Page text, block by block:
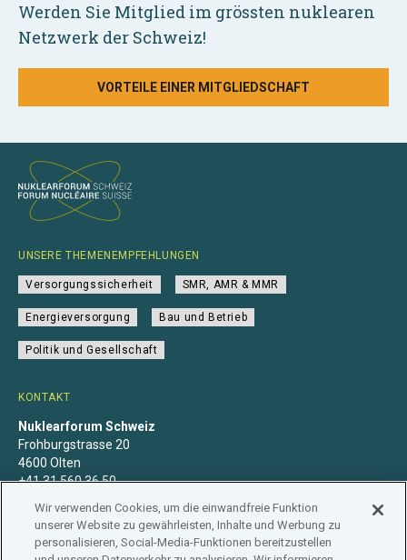
Werden Sie Mitglied im grössten nuklearen
Netzwerk der Schweiz!
VORTEILE EINER MITGLIEDSCHAFT
KONTAKT
Nuklearforum Schweiz
Frohburgstrasse 20
4600 Olten
+41 31 560 36 50
UNSERE THEMENEMPFEHLUNGEN
Versorgungssicherheit SMR, AMR & MMR
Energieversorgung Bau und Betrieb
Politik und Gesellschaft
Wir verwenden Cookies, um die einwandfreie Funktion
unserer Website zu gewährleisten, Inhalte und Werbung zu
personalisieren, Social-Media-Funktionen bereitzustellen